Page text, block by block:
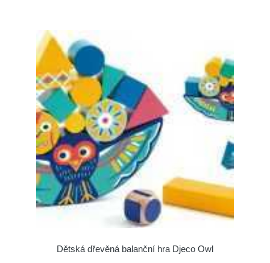
Dětská dřevěná balanční hra Djeco Owl